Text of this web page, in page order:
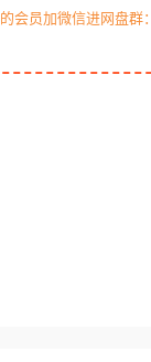
会员加微信进网盘群：